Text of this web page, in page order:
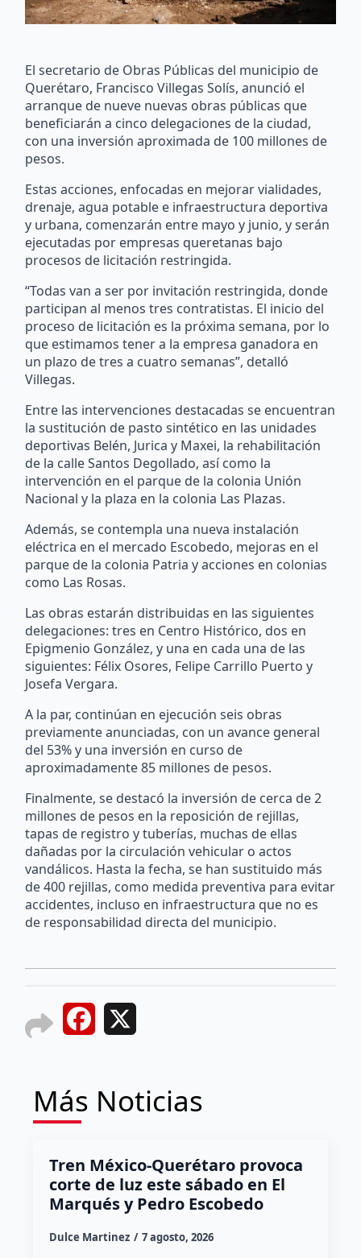
El secretario de Obras Públicas del municipio de
Querétaro, Francisco Villegas Solís, anunció el
arranque de nueve nuevas obras públicas que
beneficiarán a cinco delegaciones de la ciudad,
con una inversión aproximada de 100 millones de
pesos.
Estas acciones, enfocadas en mejorar vialidades,
drenaje, agua potable e infraestructura deportiva
y urbana, comenzarán entre mayo y junio, y serán
ejecutadas por empresas queretanas bajo
procesos de licitación restringida.
“Todas van a ser por invitación restringida, donde
participan al menos tres contratistas. El inicio del
proceso de licitación es la próxima semana, por lo
que estimamos tener a la empresa ganadora en
un plazo de tres a cuatro semanas”, detalló
Villegas.
Entre las intervenciones destacadas se encuentran
la sustitución de pasto sintético en las unidades
deportivas Belén, Jurica y Maxei, la rehabilitación
de la calle Santos Degollado, así como la
intervención en el parque de la colonia Unión
Nacional y la plaza en la colonia Las Plazas.
Además, se contempla una nueva instalación
eléctrica en el mercado Escobedo, mejoras en el
parque de la colonia Patria y acciones en colonias
como Las Rosas.
Las obras estarán distribuidas en las siguientes
delegaciones: tres en Centro Histórico, dos en
Epigmenio González, y una en cada una de las
siguientes: Félix Osores, Felipe Carrillo Puerto y
Josefa Vergara.
A la par, continúan en ejecución seis obras
previamente anunciadas, con un avance general
del 53% y una inversión en curso de
aproximadamente 85 millones de pesos.
Finalmente, se destacó la inversión de cerca de 2
millones de pesos en la reposición de rejillas,
tapas de registro y tuberías, muchas de ellas
dañadas por la circulación vehicular o actos
vandálicos. Hasta la fecha, se han sustituido más
de 400 rejillas, como medida preventiva para evitar
accidentes, incluso en infraestructura que no es
de responsabilidad directa del municipio.
Facebook
Más Noticias
Tren México-Querétaro provoca
corte de luz este sábado en El
Marqués y Pedro Escobedo
Dulce Martinez 7 agosto, 2026